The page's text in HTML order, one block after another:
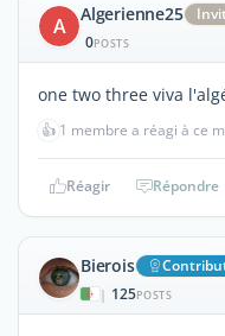
A Algerienne25
0POSTS
one two three viva
👍 1 membre a réagi à ce
Réagir Répondre
Bierois
| 125POSTS